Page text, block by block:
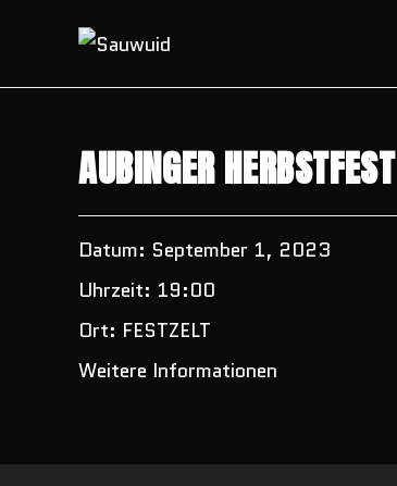
AUBINGER HERBSTFEST
Datum: September 1, 2023
Uhrzeit: 19:00
Ort: FESTZELT
Weitere Informationen